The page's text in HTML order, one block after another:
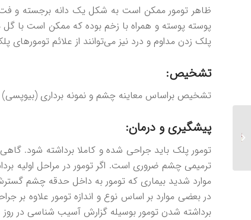
ظاهر تومور ممکن است به شکل یک دانه برجسته و
پوسته پوسته و همراه با زخم بوده که ممکن است با
پلک زدن مداوم و درد نیز می‌توانند از علائم تومورهای
تشخيص:
تشخیص براساس معاینه چشم و نمونه برداری
پیشگیری و درمان:
تومور پلک باید جراحی شده و کاملا برداشته شود.
ترمیمی چشم ضروری است. اگر تومور در مراحل اولیه
موارد شدید بیماری که تومور به داخل حدقه چشم
در بعضی موارد بر اساس نوع و اندازه تومور علاوه بر
برداشته شدن تومور بوسیله گزارش آسیب شناسی در
تومور حدقه چیست؟